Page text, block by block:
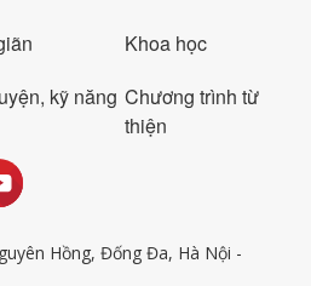
Khoa học
kỹ năng Chương trình từ
thiện
Hồng, Đống Đa, Hà Nội -